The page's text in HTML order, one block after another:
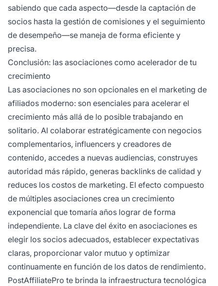
sabiendo que cada aspecto—desde la captación de
socios hasta la gestión de comisiones y el seguimiento
de desempeño—se maneja de forma eficiente y
precisa.
Conclusión: las asociaciones como acelerador de tu
crecimiento
Las asociaciones no son opcionales en el marketing de
afiliados moderno: son esenciales para acelerar el
crecimiento más allá de lo posible trabajando en
solitario. Al colaborar estratégicamente con negocios
complementarios, influencers y creadores de
contenido, accedes a nuevas audiencias, construyes
autoridad más rápido, generas backlinks de calidad y
reduces los costos de marketing. El efecto compuesto
de múltiples asociaciones crea un crecimiento
exponencial que tomaría años lograr de forma
independiente. La clave del éxito en asociaciones es
elegir los socios adecuados, establecer expectativas
claras, proporcionar valor mutuo y optimizar
continuamente en función de los datos de rendimiento.
PostAffiliatePro te brinda la infraestructura tecnológica